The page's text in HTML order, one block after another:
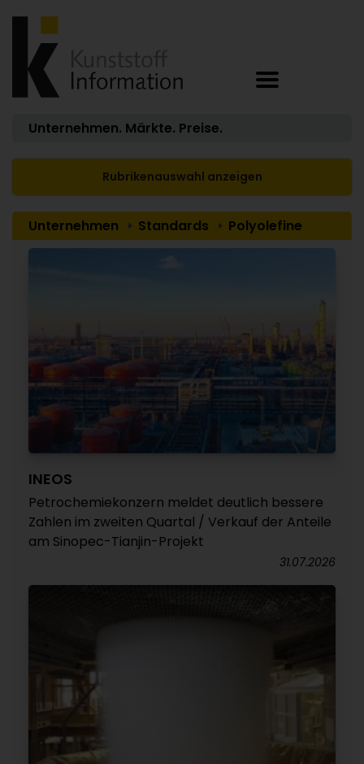
Unternehmen. Märkte. Preise.
Rubrikenauswahl anzeigen
Unternehmen Standards Polyolefine
INEOS
Petrochemiekonzern meldet deutlich bessere
Zahlen im zweiten Quartal / Verkauf der Anteile
am Sinopec-Tianjin-Projekt
31.07.2026